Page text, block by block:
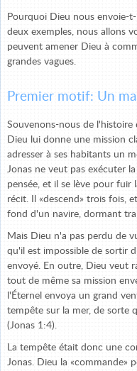
Pourquoi Dieu nous envoie-
deux exemples, nous allons
peuvent amener Dieu à
grandes vagues.
Premier motif: Un
Souvenons-nous de
Dieu lui donne une mission
adresser à ses habitants un
Jonas ne veut pas exécuter
pensée, et il se lève pour fuir
récit. Il «descend» trois fois,
fond d'un navire, dormant
Mais Dieu n'a pas perdu de
qu'il est impossible de sortir
envoyé. En outre, Dieu veut
tout de même sa mission
l'Éternel envoya un grand
tempête sur la mer, de sorte
(Jonas 1:4).
La tempête était donc une
Jonas. Dieu la «commande»